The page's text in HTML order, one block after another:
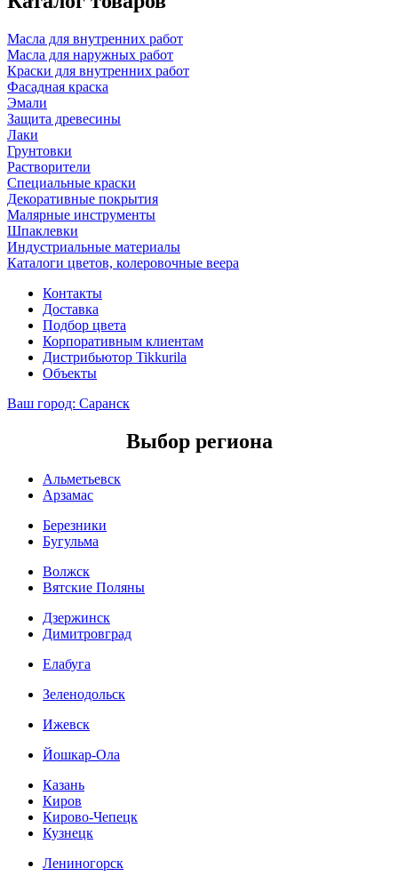
Масла для внутренних работ
Масла для наружных работ
Краски для внутренних работ
Фасадная краска
Эмали
Защита древесины
Лаки
Грунтовки
Растворители
Специальные краски
Декоративные покрытия
Малярные инструменты
Шпаклевки
Индустриальные материалы
Каталоги цветов, колеровочные веера
Контакты
Доставка
Подбор цвета
Корпоративным клиентам
Дистрибьютор Tikkurila
Объекты
Ваш город: Саранск
Выбор региона
Альметьевск
Арзамас
Березники
Бугульма
Волжск
Вятские Поляны
Дзержинск
Димитровград
Елабуга
Зеленодольск
Ижевск
Йошкар-Ола
Казань
Киров
Кирово-Чепецк
Кузнецк
Лениногорск